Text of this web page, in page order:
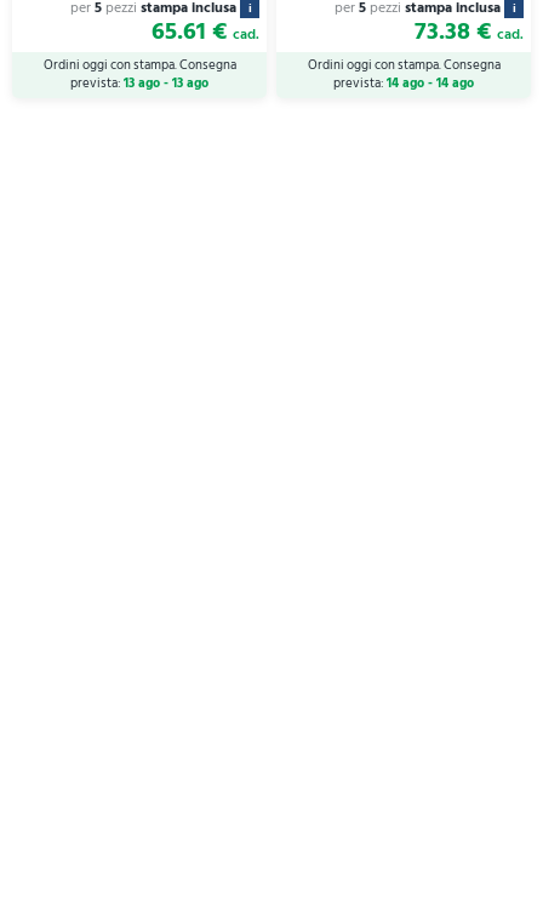
per5 pezzi stampa inclusa i
65.61 € cad.
Ordini oggi con stampa. Consegna
prevista:13 ago - 13 ago
per5 pezzi stampa inclusa i
73.38 € cad.
Ordini oggi con stampa. Consegna
prevista:14 ago - 14 ago